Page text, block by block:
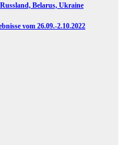
Belarus, Ukraine
vom 26.09.-2.10.2022